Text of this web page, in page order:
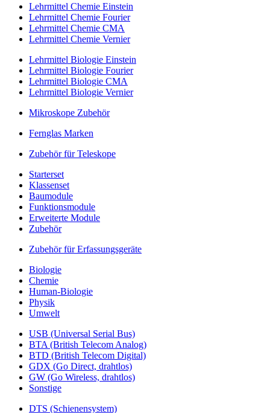
Lehrmittel Chemie Einstein
Lehrmittel Chemie Fourier
Lehrmittel Chemie CMA
Lehrmittel Chemie Vernier
Lehrmittel Biologie Einstein
Lehrmittel Biologie Fourier
Lehrmittel Biologie CMA
Lehrmittel Biologie Vernier
Mikroskope Zubehör
Fernglas Marken
Zubehör für Teleskope
Starterset
Klassenset
Baumodule
Funktionsmodule
Erweiterte Module
Zubehör
Zubehör für Erfassungsgeräte
Biologie
Chemie
Human-Biologie
Physik
Umwelt
USB (Universal Serial Bus)
BTA (British Telecom Analog)
BTD (British Telecom Digital)
GDX (Go Direct, drahtlos)
GW (Go Wireless, drahtlos)
Sonstige
DTS (Schienensystem)